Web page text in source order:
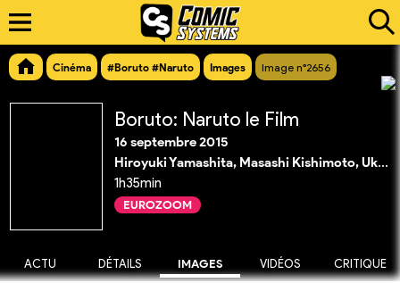
Cinéma #Boruto #Naruto Images Image n°2656
Boruto: Naruto le Film
16 septembre 2015
Hiroyuki Yamashita, Masashi Kishimoto, Ukyo Kodachi
1h35min
EUROZOOM
ACTU DÉTAILS IMAGES VIDÉOS CRITIQUE